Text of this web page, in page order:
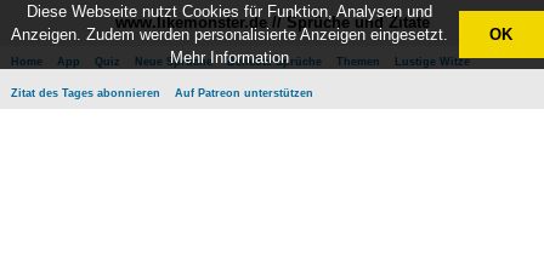
www.likemonster.de // Sprüche und Zitate
Home App Quiz Neue Sprüche Beliebte Sprüche Themen Lustige Witze
Zitat des Tages abonnieren Auf Patreon unterstützen
Diese Webseite nutzt Cookies für Funktion, Analysen und
Anzeigen. Zudem werden personalisierte Anzeigen eingesetzt.
Mehr Information
OK